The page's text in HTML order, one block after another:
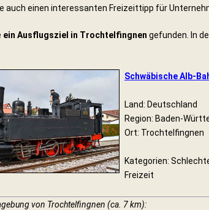
auch einen interessanten Freizeittipp für
ein Ausflugsziel in Trochtelfingnen gefunden. In
Schwäbische Alb-
Land: Deutschland
Region: Baden-
Ort: Trochtelfingnen
Kategorien:
Freizeit
von Trochtelfingnen (ca. 7 km):